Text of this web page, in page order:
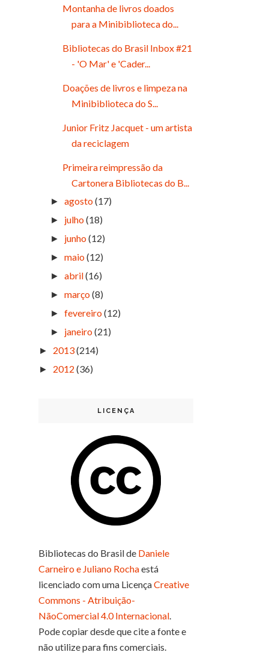
Montanha de livros doados
para a Minibiblioteca do...
Bibliotecas do Brasil Inbox #21
- 'O Mar' e 'Cader...
Doações de livros e limpeza na
Minibiblioteca do S...
Junior Fritz Jacquet - um artista
da reciclagem
Primeira reimpressão da
Cartonera Bibliotecas do B...
►agosto(17)
► julho(18)
► junho(12)
►maio(12)
►abril(16)
►março(8)
►fevereiro(12)
► janeiro(21)
► 2013(214)
► 2012 (36)
LICENÇA
Bibliotecas do Brasilde Daniele
Carneiro e Juliano Rochaestá
licenciado com uma LicençaCreative
Commons - Atribuição-
NãoComercial 4.0 Internacional
Pode copiar desde que cite a fonte e
não utilize para fins comerciais.